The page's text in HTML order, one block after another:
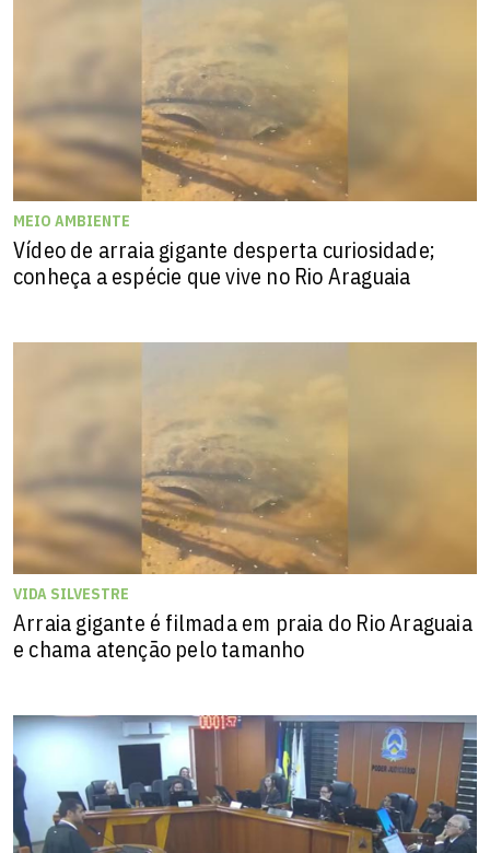
MEIO AMBIENTE
Vídeo de arraia gigante desperta curiosidade;
conheça a espécie que vive no Rio Araguaia
VIDA SILVESTRE
Arraia gigante é filmada em praia do Rio Araguaia
e chama atenção pelo tamanho